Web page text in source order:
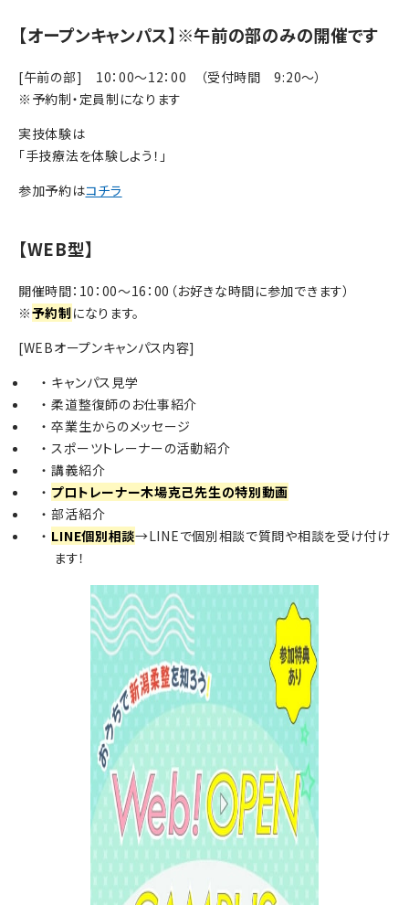
【オープンキャンパス】※午前の部のみの開催です
[午前の部] 10：00～12：00 （受付時間 9:20～）
※予約制・定員制になります
実技体験は
「手技療法を体験しよう！」
参加予約はコチラ
【WEB型】
開催時間：10：00～16：00（お好きな時間に参加できます）
※予約制になります。
[WEBオープンキャンパス内容]
キャンパス見学
柔道整復師のお仕事紹介
卒業生からのメッセージ
スポーツトレーナーの活動紹介
講義紹介
プロトレーナー木場克己先生の特別動画
部活紹介
LINE個別相談→LINEで個別相談で質問や相談を受け付け
ます！